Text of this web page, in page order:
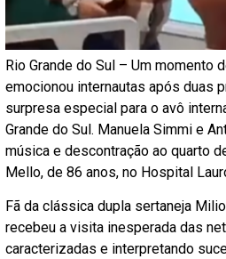
Rio Grande do Sul – Um momento
emocionou internautas após duas
surpresa especial para o avô
Grande do Sul. Manuela Simmi e
música e descontração ao quarto
Mello, de 86 anos, no Hospital
Fã da clássica dupla sertaneja
recebeu a visita inesperada das
caracterizadas e interpretando